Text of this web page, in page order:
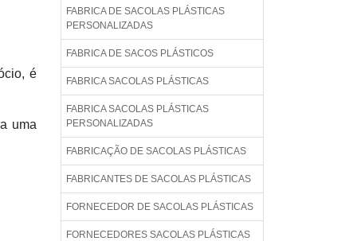
é
uma
FABRICA DE SACOLAS PLÁSTICAS
PERSONALIZADAS
FABRICA DE SACOS PLÁSTICOS
FABRICA SACOLAS PLÁSTICAS
FABRICA SACOLAS PLÁSTICAS
PERSONALIZADAS
FABRICAÇÃO DE SACOLAS PLÁSTICAS
FABRICANTES DE SACOLAS PLÁSTICAS
FORNECEDOR DE SACOLAS PLÁSTICAS
FORNECEDORES SACOLAS PLÁSTICAS